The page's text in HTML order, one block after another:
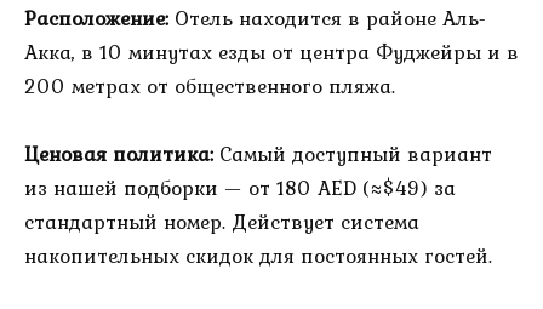
Расположение: Отель находится в районе Аль-
Акка, в 10 минутах езды от центра Фуджейры и в
200 метрах от общественного пляжа.
Ценовая политика: Самый доступный вариант
из нашей подборки — от 180 AED (≈$49) за
стандартный номер. Действует система
накопительных скидок для постоянных гостей.